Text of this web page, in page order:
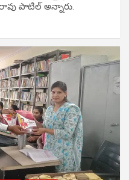
పాటిల్ అన్నారు.